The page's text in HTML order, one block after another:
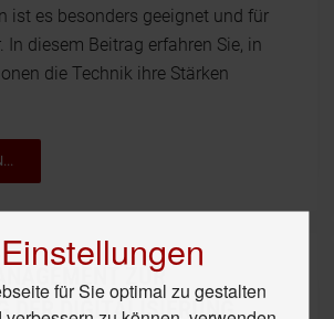
ist es besonders geeignet und für
In diesem Beitrag erfahren Sie, in
die Technik ihre Stärken
ZUR
DER DIGITALISIERUNG
für Sie optimal zu gestalten